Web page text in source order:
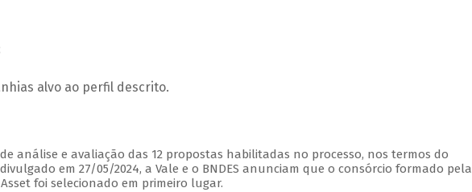
alvo ao perfil descrito.
análise e avaliação das 12 propostas habilitadas no processo, nos termos do
em 27/05/2024, a Vale e o BNDES anunciam que o consórcio formado pela
foi selecionado em primeiro lugar.